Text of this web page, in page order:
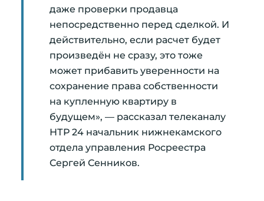
даже проверки продавца
непосредственно перед сделкой. И
действительно, если расчет будет
произведён не сразу, это тоже
может прибавить уверенности на
сохранение права собственности
на купленную квартиру в
будущем», — рассказал телеканалу
НТР 24 начальник нижнекамского
отдела управления Росреестра
Сергей Сенников.